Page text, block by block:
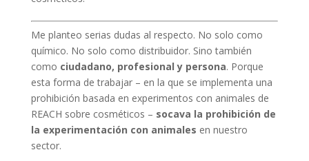
Me planteo serias dudas al respecto. No solo como
químico. No solo como distribuidor. Sino también
como ciudadano, profesional y persona. Porque
esta forma de trabajar – en la que se implementa una
prohibición basada en experimentos con animales de
REACH sobre cosméticos – socava la prohibición de
la experimentación con animales en nuestro
sector.